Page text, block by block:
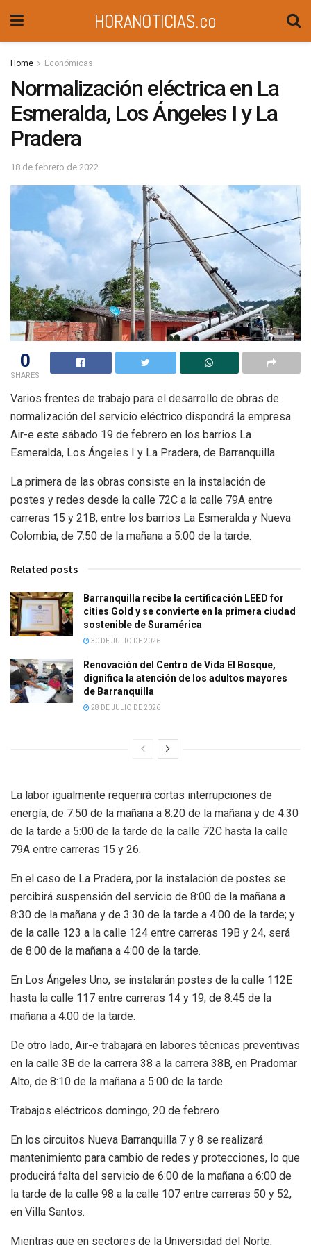
HORANOTICIAS.co
Home Económicas
Normalización eléctrica en La
Esmeralda, Los Ángeles I y La
Pradera
18 de febrero de 2022
0
SHARES
Varios frentes de trabajo para el desarrollo de obras de
normalización del servicio eléctrico dispondrá la empresa
Air-e este sábado 19 de febrero en los barrios La
Esmeralda, Los Ángeles I y La Pradera, de Barranquilla.
La primera de las obras consiste en la instalación de
postes y redes desde la calle 72C a la calle 79A entre
carreras 15 y 21B, entre los barrios La Esmeralda y Nueva
Colombia, de 7:50 de la mañana a 5:00 de la tarde.
Related posts
Barranquilla recibe la certificación LEED for
cities Gold y se convierte en la primera ciudad
sostenible de Suramérica
30 DE JULIO DE 2026
Renovación del Centro de Vida El Bosque,
dignifica la atención de los adultos mayores
de Barranquilla
28 DE JULIO DE 2026
La labor igualmente requerirá cortas interrupciones de
energía, de 7:50 de la mañana a 8:20 de la mañana y de 4:30
de la tarde a 5:00 de la tarde de la calle 72C hasta la calle
79A entre carreras 15 y 26.
En el caso de La Pradera, por la instalación de postes se
percibirá suspensión del servicio de 8:00 de la mañana a
8:30 de la mañana y de 3:30 de la tarde a 4:00 de la tarde; y
de la calle 123 a la calle 124 entre carreras 19B y 24, será
de 8:00 de la mañana a 4:00 de la tarde.
En Los Ángeles Uno, se instalarán postes de la calle 112E
hasta la calle 117 entre carreras 14 y 19, de 8:45 de la
mañana a 4:00 de la tarde.
De otro lado, Air-e trabajará en labores técnicas preventivas
en la calle 3B de la carrera 38 a la carrera 38B, en Pradomar
Alto, de 8:10 de la mañana a 5:00 de la tarde.
Trabajos eléctricos domingo, 20 de febrero
En los circuitos Nueva Barranquilla 7 y 8 se realizará
mantenimiento para cambio de redes y protecciones, lo que
producirá falta del servicio de 6:00 de la mañana a 6:00 de
la tarde de la calle 98 a la calle 107 entre carreras 50 y 52,
en Villa Santos.
Mientras que en sectores de la Universidad del Norte,